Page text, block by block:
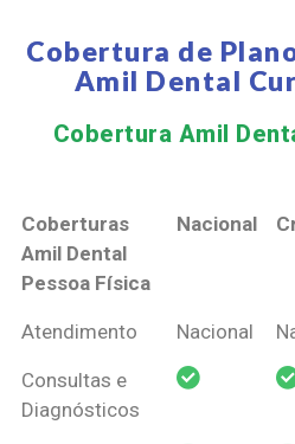
Cobertura de
Amil Dental
Cobertura Amil
Coberturas
Amil Dental
Pessoa Física
Nacional
Coberturas
Pessoa Física
Nacional
Atendimento Nacional
Consultas e
Diagnósticos